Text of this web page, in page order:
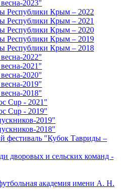
2023"
Республики Крым – 2022
Республики Крым – 2021
Республики Крым – 2020
Республики Крым – 2019
Республики Крым – 2018
2022"
2021"
2020"
2019"
2018"
Cup - 2021"
Cup - 2019"
2019"
2018"
фестиваль "Кубок Тавриды –
дворовых и сельских команд -
академия имени А. Н.